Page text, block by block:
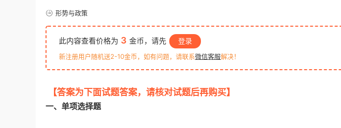
形势与政策
此内容查看价格为 3 金币，请先 登录
新注册用户随机送2-10金币，如有问题，请联系微信客服解决！
【答案为下面试题答案，请核对试题后再购买】
一、单项选择题